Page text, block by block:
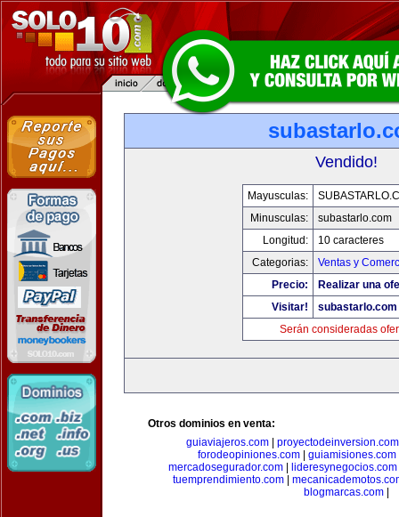
Vendido!
Mayusculas:
Minusculas:
subastarlo.com
Longitud:
10 caracteres
Categorias:
Ventas y
Precio:
Realizar una
Visitar!
subastarlo.com
Serán consideradas
Otros dominios en venta:
guiaviajeros.com| proyectodeinversion.com
forodeopiniones.com
guiamisiones.com
mercadosegurador.com
lideresynegocios.com
tuemprendimiento.com
blogmarcas.com